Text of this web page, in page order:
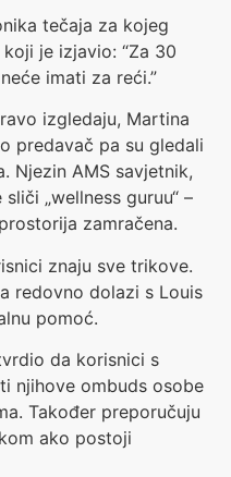
tečaja za kojeg
je izjavio: “Za 30
imati za reći.”
izgledaju, Martina
predavač pa su gledali
Njezin AMS savjetnik,
„wellness guruu“ –
zamračena.
znaju sve trikove.
redovno dolazi s Louis
pomoć.
da korisnici s
njihove ombuds osobe
Također preporučuju
ako postoji